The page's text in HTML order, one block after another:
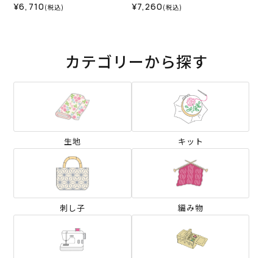
¥6,710 (税込) ¥7,260 (税込)
カテゴリーから探す
生地 キット
刺し子 編み物